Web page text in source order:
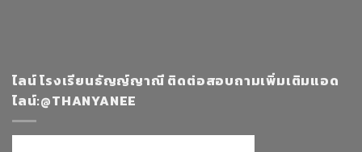
ไลน์ โรงเรียนธัญญ์ญาณี ติดต่อสอบถามเพิ่มเติมแอด
ไลน์:@THANYANEE